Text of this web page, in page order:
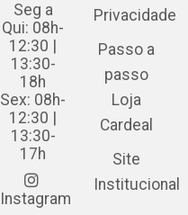
Seg a
Qui: 08h-
12:30 |
13:30-
18h
Sex: 08h-
12:30 |
13:30-
17h
Instagram
Privacidade
Passo a
passo
Loja
Cardeal
Site
Institucional